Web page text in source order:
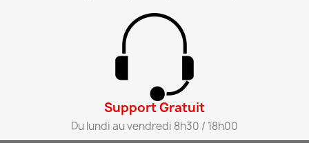
Support Gratuit​
Du lundi au vendredi 8h30 / 18h00​